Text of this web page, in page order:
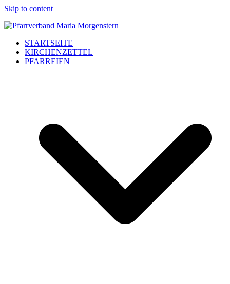
Skip to content
STARTSEITE
KIRCHENZETTEL
PFARREIEN